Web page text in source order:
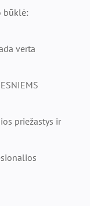
būklė:
verta
priežastys ir